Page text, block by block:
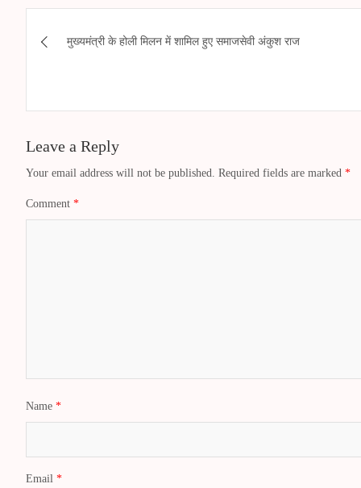
ts
A
se
ng
bo
ok
tte
r
gr
a
ail re
navigation
मुख्यमंत्री के होली मिलन में शामिल हुए समाजसेवी अंकुश राज
Leave a Reply
Your email address will not be published. Required fields are marked *
Comment *
Name *
Email *